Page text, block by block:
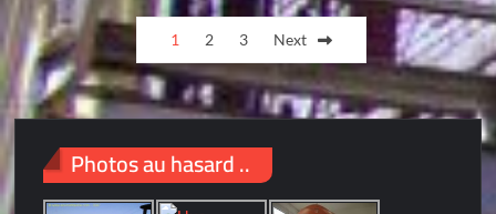
Posts
pagination 1 2 3 Next
Photos au hasard ..